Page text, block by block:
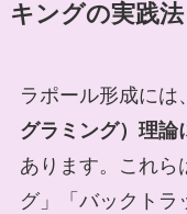
キングの実践法
ラポール形成には
グラミング）理論
あります。これら
グ」「バックトラ